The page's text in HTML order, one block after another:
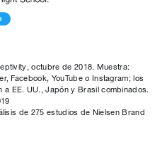
octubre de 2018. Muestra:
Facebook, YouTube o Instagram; los
EE. UU., Japón y Brasil combinados.
de 275 estudios de Nielsen Brand